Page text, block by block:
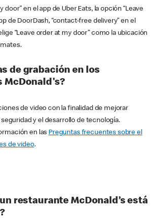
door” en el app de Uber Eats, la opción “Leave
de DoorDash, “contact-free delivery” en el
“Leave order at my door” como la ubicación
de grabación en los
McDonald's?
de video con la finalidad de mejorar
y el desarrollo de tecnología.
en las Preguntas frecuentes sobre el
de video.
restaurante McDonald’s está